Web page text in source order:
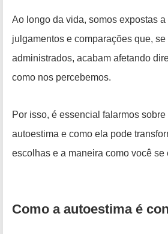
Ao longo da vida, somos expostas
julgamentos e comparações que,
administrados, acabam afetando
como nos percebemos.
Por isso, é essencial falarmos
autoestima e como ela pode
escolhas e a maneira como você se
Como a autoestima é